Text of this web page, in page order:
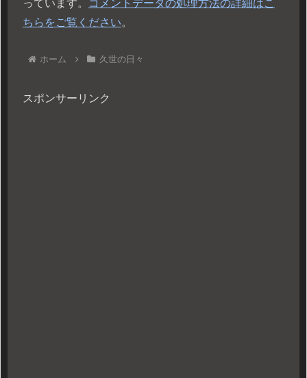
っています。
コメントデータの処理方法の詳細はこ
ちらをご覧ください。
ホーム 久世の日々
スポンサーリンク